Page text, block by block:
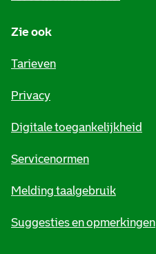
Zie ook
Tarieven
Privacy
Digitale toegankelijkheid
Servicenormen
Melding taalgebruik
Suggesties en opmerkingen